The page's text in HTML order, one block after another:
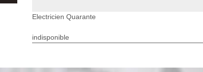
Electricien Quarante
indisponible